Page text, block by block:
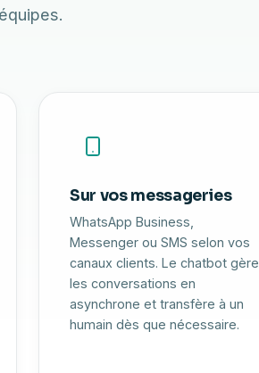
Sur vos messageries
WhatsApp Business,
Messenger ou SMS selon vos
canaux clients. Le chatbot gère
les conversations en
asynchrone et transfère à un
humain dès que nécessaire.